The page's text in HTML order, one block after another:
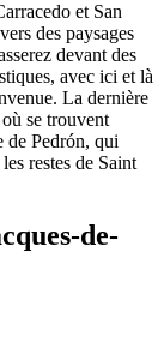
et San
des paysages
devant des
avec ici et là
La dernière
se trouvent
de Pedrón, qui
restes de Saint
de-